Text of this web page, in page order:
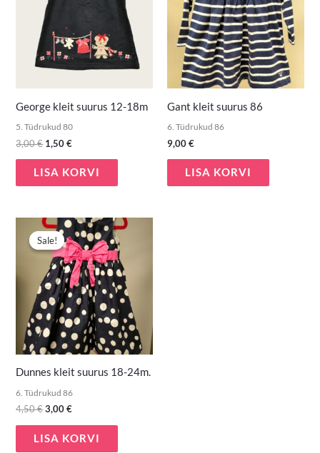
George kleit suurus 12-18m
5. Tüdrukud 80
3,00€ 1,50€
LISA KORVI
Gant kleit suurus 86
6. Tüdrukud 86
9,00€
LISA KORVI
Sale!
Sale!
Dunnes kleit suurus 18-24m.
6. Tüdrukud 86
4,50€
Algne
hind
oli:
4,50 €.
3,00€
Praegune
hind
on:
3,00 €.
LISA KORVI